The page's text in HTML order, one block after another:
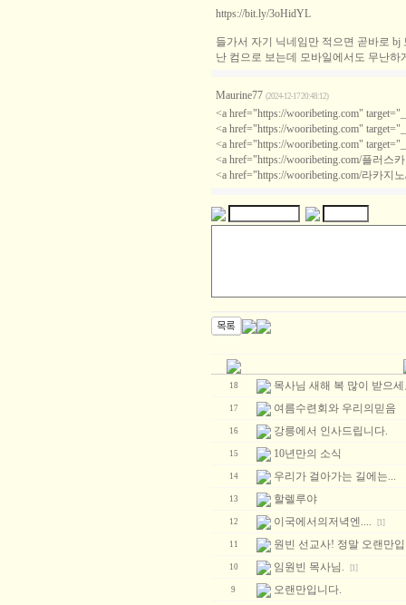
https://bit.ly/3oHidYL
들가서 자기 닉네임만 적으면 곧바로 bj
난 컴으로 보는데 모바일에서도 무난하
Maurine77 (2024-12-17 20:48:12)
<a href="https://wooribeting.com"
<a href="https://wooribeting.com"
<a href="https://wooribeting.com"
<a href="https://wooribeting.com/플러스
<a href="https://wooribeting.com/라카지
18 목사님 새해 복 많이 받으
17 여름수련회와 우리의믿음
16 강릉에서 인사드립니다.
15 10년만의 소식
14 우리가 걸아가는 길에는...
13 할렐루야
12 이국에서의저녁엔.... [1]
11 원빈 선교사! 정말 오랜만
10 임원빈 목사님. [1]
9
오랜만입니다.